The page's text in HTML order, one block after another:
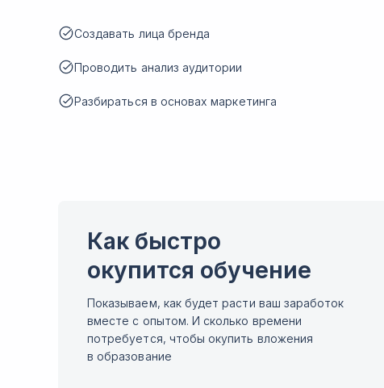
Создавать лица бренда
Проводить анализ аудитории
Разбираться в основах маркетинга
Как быстро
окупится обучение
Показываем, как будет расти ваш заработок
вместе с опытом. И сколько времени
потребуется, чтобы окупить вложения
в образование